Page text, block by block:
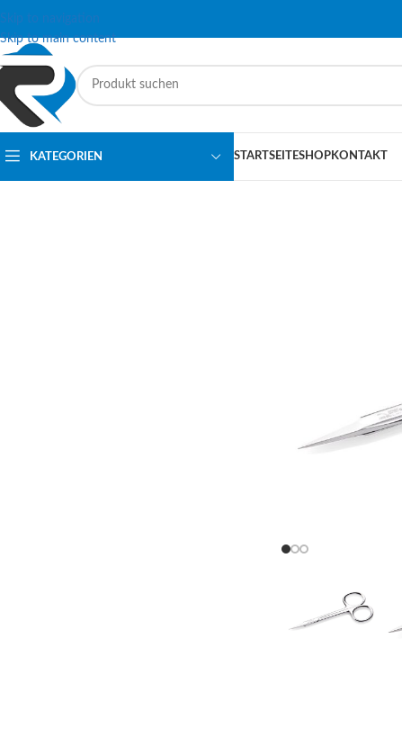
Skip to navigation
Skip to main content
KATEGORIEN STARTSEITESHOPKONTAKT